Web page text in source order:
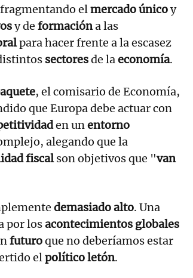
elmercado únicoy
y de formacióna las
para hacer frente a la escasez
sectoresde laeconomía.
, el comisario de Economía,
que Europa debe actuar con
en unentorno
alegando que la
fiscalson objetivos que "van
demasiado alto. Una
por losacontecimientos globales
futuroque no deberíamos estar
elpolítico letón.